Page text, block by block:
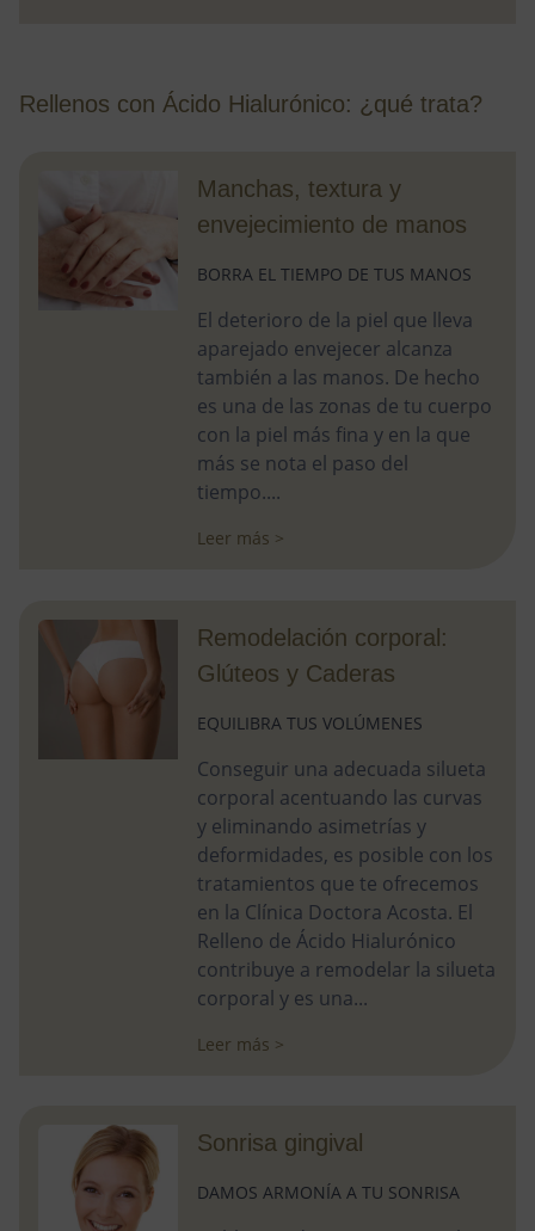
Rellenos con Ácido Hialurónico: ¿qué trata?
Manchas, textura y
envejecimiento de manos
BORRA EL TIEMPO DE TUS MANOS
El deterioro de la piel que lleva
aparejado envejecer alcanza
también a las manos. De hecho
es una de las zonas de tu cuerpo
con la piel más fina y en la que
más se nota el paso del
tiempo....
Leer más >
Remodelación corporal:
Glúteos y Caderas
EQUILIBRA TUS VOLÚMENES
Conseguir una adecuada silueta
corporal acentuando las curvas
y eliminando asimetrías y
deformidades, es posible con los
tratamientos que te ofrecemos
en la Clínica Doctora Acosta. El
Relleno de Ácido Hialurónico
contribuye a remodelar la silueta
corporal y es una...
Leer más >
Sonrisa gingival
DAMOS ARMONÍA A TU SONRISA